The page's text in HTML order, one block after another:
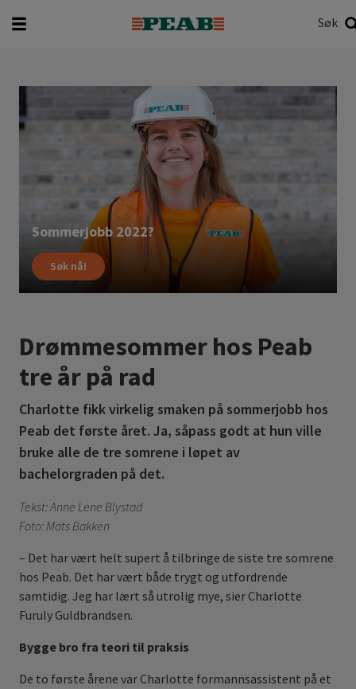
Søk
Sommerjobb 2022?
Søk nå!
mer
Drømmesommer hos Peab
tre år på rad
Charlotte fikk virkelig smaken på sommerjobb hos
Peab det første året. Ja, såpass godt at hun ville
bruke alle de tre somrene i løpet av
bachelorgraden på det.
Tekst: Anne Lene Blystad
Foto: Mats Bakken
– Det har vært helt supert å tilbringe de siste tre somrene
hos Peab. Det har vært både trygt og utfordrende
samtidig. Jeg har lært så utrolig mye, sier Charlotte
Furuly Guldbrandsen.
Bygge bro fra teori til praksis
De to første årene var Charlotte formannsassistent på et